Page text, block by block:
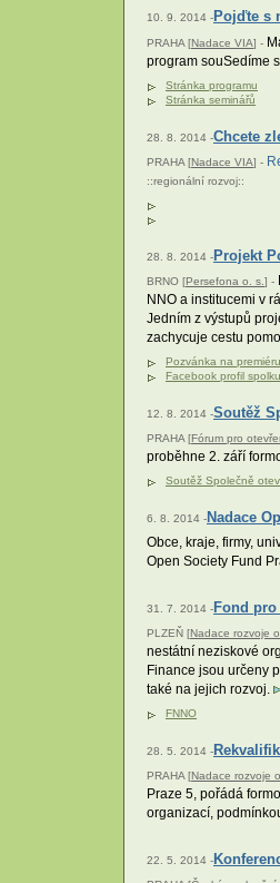
10. 9. 2014 -Pojďte s
PRAHA [Nadace VIA] -
program souSedíme
Stránka programu
Stránka seminářů
28. 8. 2014 -Chcete
PRAHA [Nadace VIA] -
::regionální rozvoj::
28. 8. 2014 -Projekt
BRNO [Persefona o. s. ] -
NNO a institucemi v
Jedním z výstupů
zachycuje cestu
Pozvánka na
Facebook profil
12. 8. 2014 -Soutěž
PRAHA [Fórum pro
proběhne 2. září
Soutěž Společně
6. 8. 2014 -Nadace
Obce, kraje, firmy,
Open Society Fund
31. 7. 2014 -Fond
PLZEŇ [Nadace rozvoje
nestátní neziskové
Finance jsou určeny
také na jejich rozvoj.
FNNO
28. 5. 2014 -
PRAHA [Nadace rozvoje
Praze 5, pořádá
organizací,
22. 5. 2014 -